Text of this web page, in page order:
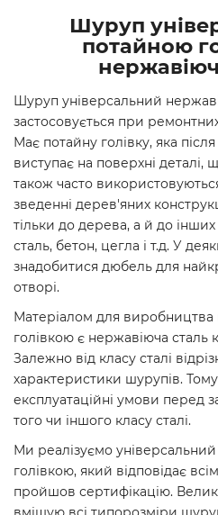
Шуруп
потайною
Шуруп універсальний
застосовується при
Має потайну голівку, яка
виступає на поверхні
також часто
зведенні дерев'яних
тільки до дерева, а й до інших
сталь, бетон, цегла і т.д. У
знадобитися дюбель для
отворі.
Матеріалом для
голівкою є нержавіюча сталь
Залежно від класу сталі
характеристики шурупів.
експлуатаційні умови перед
того чи іншого класу сталі.
Ми реалізуємо
голівкою, який відповідає
пройшов сертифікацію.